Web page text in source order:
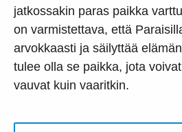
jatkossakin paras paikka
on varmistettava, että
arvokkaasti ja säilyttää
tulee olla se paikka, jota
vauvat kuin vaaritkin.